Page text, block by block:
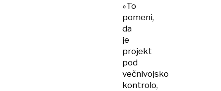
»To
pomeni,
da
je
projekt
pod
večnivojsko
kontrolo,